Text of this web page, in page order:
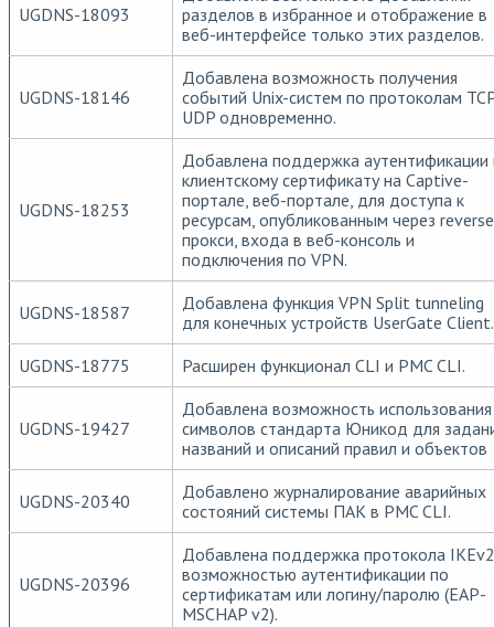
UGDNS-18093
разделов в избранное и отображение в
веб-интерфейсе только этих разделов.
UGDNS-18146
Добавлена возможность получения
событий Unix-систем по протоколам
UDP одновременно.
UGDNS-18253
Добавлена поддержка аутентификации
клиентскому сертификату на Captive-
портале, веб-портале, для доступа к
ресурсам, опубликованным через
прокси, входа в веб-консоль и
подключения по VPN.
UGDNS-18587
Добавлена функция VPN Split tunneling
для конечных устройств UserGate Client.
UGDNS-18775
Расширен функционал CLI и PMC CLI.
UGDNS-19427
Добавлена возможность использования
символов стандарта Юникод для
названий и описаний правил и объектов
UGDNS-20340
Добавлено журналирование аварийных
состояний системы ПАК в PMC CLI.
UGDNS-20396
Добавлена поддержка протокола
возможностью аутентификации по
сертификатам или логину/паролю (EAP-
MSCHAP v2).